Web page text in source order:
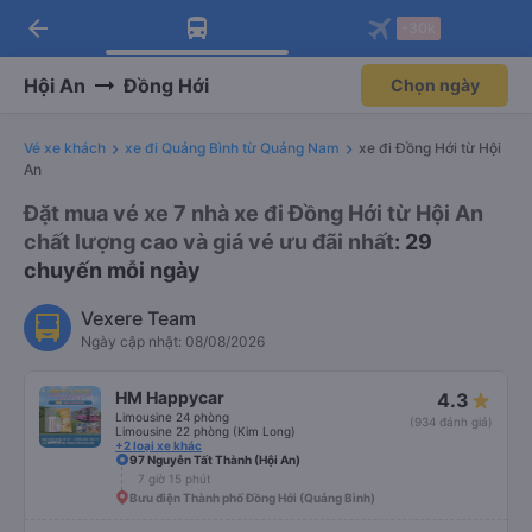
Tải app Vexere ngay!
Nhận ưu đãi thành viên độc
Mở app
Tải app Vexere
-30k/ghế khi đặt vé máy bay qua
Mở app
arrow_back
Hội An Đồng Hới Chọn ngày
Vé xe khách xe đi Quảng Bình từ Quảng Nam
xe đi Đồng Hới từ Hội
An
Đặt mua vé xe 7 nhà xe đi Đồng Hới từ Hội An
chất lượng cao và giá vé ưu đãi nhất: 29
chuyến mỗi ngày
Vexere Team
Ngày cập nhật: 08/08/2026
HM Happycar
Limousine 24 phòng
Limousine 22 phòng (Kim Long)
+2 loại xe khác
4.3
(934 đánh giá)
97 Nguyễn Tất Thành (Hội An)
7 giờ 15 phút
Bưu điện Thành phố Đồng Hới (Quảng Bình)